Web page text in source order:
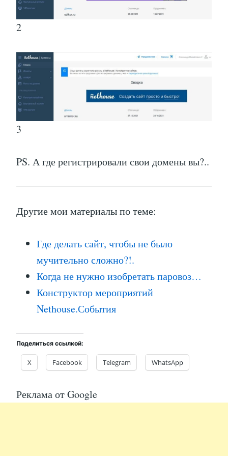
2
3
PS. А где регистрировали свои домены вы?..
Другие мои материалы по теме:
Где делать сайт, чтобы не было
мучительно сложно?!.
Когда не нужно изобретать паровоз…
Конструктор мероприятий
Nethouse.События
Поделиться ссылкой:
X Facebook Telegram WhatsApp
Реклама от Google